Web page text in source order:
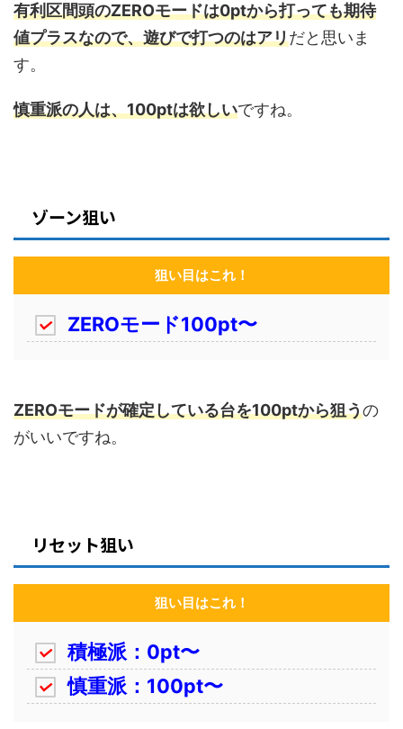
有利区間頭のZEROモードは0ptから打っても期待
値プラスなので、遊びで打つのはアリだと思いま
す。
慎重派の人は、100ptは欲しいですね。
ゾーン狙い
狙い目はこれ！
ZEROモード100pt〜
ZEROモードが確定している台を100ptから狙うの
がいいですね。
リセット狙い
狙い目はこれ！
積極派：0pt〜
慎重派：100pt〜